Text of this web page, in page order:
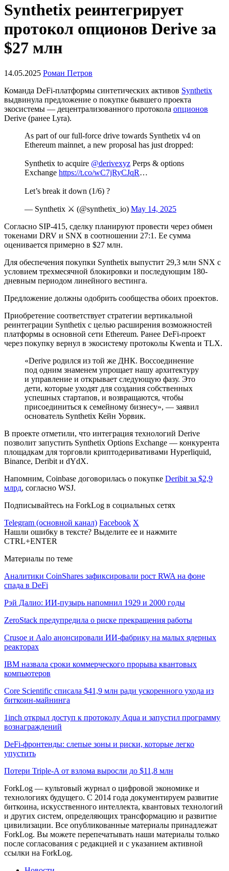
Synthetix реинтегрирует
протокол опционов Derive за
$27 млн
14.05.2025 Роман Петров
Команда DeFi-платформы синтетических активов Synthetix
выдвинула предложение о покупке бывшего проекта
экосистемы — децентрализованного протокола опционов
Derive (ранее Lyra).
As part of our full-force drive towards Synthetix v4 on
Ethereum mainnet, a new proposal has just dropped:
Synthetix to acquire @derivexyz Perps & options
Exchange https://t.co/wC7jRyCJqR…
Let’s break it down (1/6) ?
— Synthetix ⚔️ (@synthetix_io) May 14, 2025
Согласно SIP-415, сделку планируют провести через обмен
токенами DRV и SNX в соотношении 27:1. Ее сумма
оценивается примерно в $27 млн.
Для обеспечения покупки Synthetix выпустит 29,3 млн SNX с
условием трехмесячной блокировки и последующим 180-
дневным периодом линейного вестинга.
Предложение должны одобрить сообщества обоих проектов.
Приобретение соответствует стратегии вертикальной
реинтеграции Synthetix с целью расширения возможностей
платформы в основной сети Ethereum. Ранее DeFi-проект
через покупку вернул в экосистему протоколы Kwenta и TLX.
«Derive родился из той же ДНК. Воссоединение
под одним знаменем упрощает нашу архитектуру
и управление и открывает следующую фазу. Это
дети, которые уходят для создания собственных
успешных стартапов, и возвращаются, чтобы
присоединиться к семейному бизнесу», — заявил
основатель Synthetix Кейн Уорвик.
В проекте отметили, что интеграция технологий Derive
позволит запустить Synthetix Options Exchange — конкурента
площадкам для торговли криптодеривативами Hyperliquid,
Binance, Deribit и dYdX.
Напомним, Coinbase договорилась о покупке Deribit за $2,9
млрд, согласно WSJ.
Подписывайтесь на ForkLog в социальных сетях
Telegram (основной канал) Facebook X
Нашли ошибку в тексте? Выделите ее и нажмите
CTRL+ENTER
Материалы по теме
Аналитики CoinShares зафиксировали рост RWA на фоне
спада в DeFi
Рэй Далио: ИИ-пузырь напомнил 1929 и 2000 годы
ZeroStack предупредила о риске прекращения работы
Crusoe и Aalo анонсировали ИИ-фабрику на малых ядерных
реакторах
IBM назвала сроки коммерческого прорыва квантовых
компьютеров
Core Scientific списала $41,9 млн ради ускоренного ухода из
биткоин-майнинга
1inch открыл доступ к протоколу Aqua и запустил программу
вознаграждений
DeFi-фронтенды: слепые зоны и риски, которые легко
упустить
Потери Triple-A от взлома выросли до $11,8 млн
ForkLog — культовый журнал о цифровой экономике и
технологиях будущего. С 2014 года документируем развитие
биткоина, искусственного интеллекта, квантовых технологий
и других систем, определяющих трансформацию и развитие
цивилизации. Все опубликованные материалы принадлежат
ForkLog. Вы можете перепечатывать наши материалы только
после согласования с редакцией и с указанием активной
ссылки на ForkLog.